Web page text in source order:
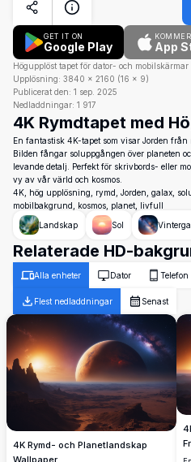
GET IT ON
Google Play App
Högupplöst tapet för dator- och mobilskärmar
Upplösning: 3840 × 2160 (16 × 9)
Publicerat den: 1 sep. 2025
Nedladdningar: 1 917
4K Rymdtapet med
En fantastisk 4K-tapet som visar Jorden
Bilden fångar soluppgången över planeten
levande detalj. Perfekt för skrivbords- eller
vy av vår värld och kosmos.
4K, hög upplösning, rymd, Jorden, galax,
mobilbakgrund, kosmos, planet, livfull
Landskap
Sol
Relaterade HD-
Alla enheter Dator Telefon
Flest nedladdningar Senast
4K Rymd- och Planetlandskap
Wallpaper